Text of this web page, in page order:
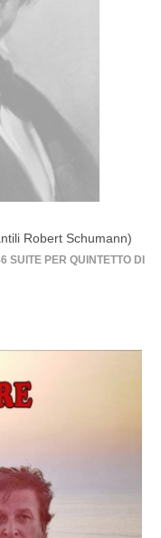
Robert Schumann)
SUITE PER QUINTETTO DI